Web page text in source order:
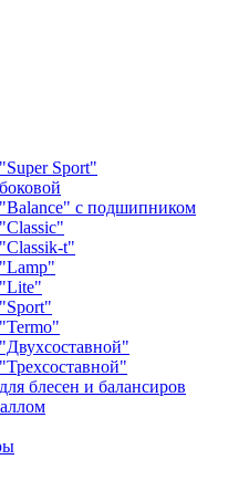
Sport"
с подшипником
t"
блесен и балансиров